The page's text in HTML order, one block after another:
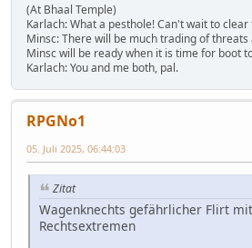
(At Bhaal Temple)
Karlach: What a pesthole! Can't wait to
Minsc: There will be much trading of
Minsc will be ready when it is time for boot
Karlach: You and me both, pal.
RPGNo1
05. Juli 2025, 06:44:03
Zitat
Wagenknechts gefährlicher Flirt
Rechtsextremen